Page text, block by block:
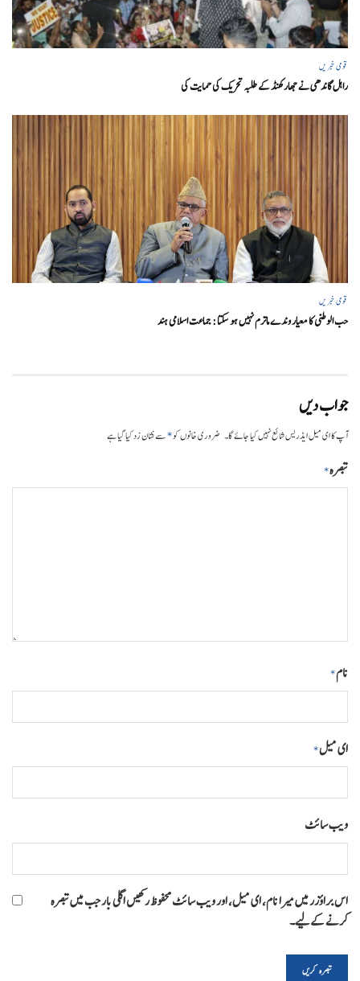
قومی خبریں
راہل گاندھی نے جھارکھنڈ کے طلبہ تحریک کی حمایت کی
قومی خبریں
حب الوطنی کا معیار وندے ماترم نہیں ہو سکتا : جماعت اسلامی ہند
جواب دیں
آپ کا ای میل ایڈریس شائع نہیں کیا جائے گا۔ ضروری خانوں کو*سے نشان زد کیا گیا ہے
تبصرہ*
نام*
ای میل*
ویب‌ سائٹ
اس براؤزر میں میرا نام، ای میل، اور ویب سائٹ محفوظ رکھیں اگلی بار جب میں تبصرہ
کرنے کےلیے۔